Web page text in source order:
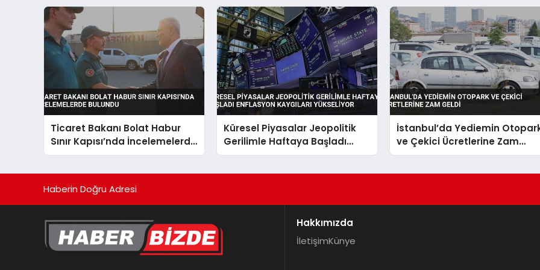
Ticaret Bakanı Bolat Habur
Sınır Kapısı’nda İncelemelerde
Bulundu
Küresel Piyasalar Jeopolitik
Gerilimle Haftaya Başladı
Enflasyon Kaygıları Yükseliyor
İstanbul’da Yediemin
ve Çekici Ücretlerine Zam
Geldi
Haberin Doğru Adresi
Hakkımızda
İletişimKünye